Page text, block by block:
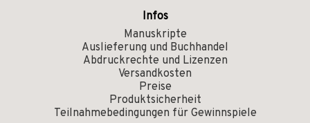
Infos
Manuskripte
Auslieferung und Buchhandel
Abdruckrechte und Lizenzen
Versandkosten
Preise
Produktsicherheit
Teilnahmebedingungen für Gewinnspiele